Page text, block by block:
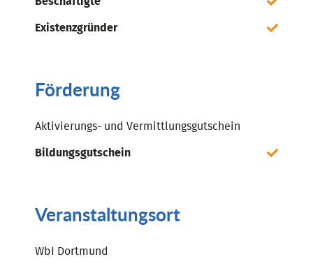
Existenzgründer
Förderung
Aktivierungs- und Vermittlungsgutschein
Bildungsgutschein
Veranstaltungsort
WbI Dortmund